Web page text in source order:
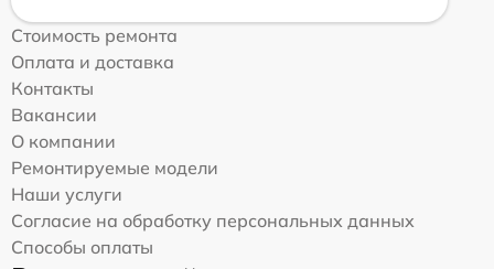
Стоимость ремонта
Оплата и доставка
Контакты
Вакансии
О компании
Ремонтируемые модели
Наши услуги
Согласие на обработку персональных данных
Способы оплаты